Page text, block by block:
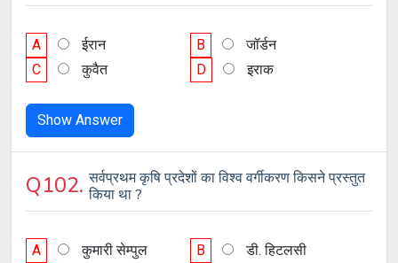
A ईरान B
जॉर्डन
C
कुवैत D इराक
Show Answer
Q102.सर्वप्रथम कृषि प्रदेशों का विश्व वर्गीकरण किसने प्रस्तुत
किया था ?
A कुमारी सेम्पुल B
डी. हिटलसी